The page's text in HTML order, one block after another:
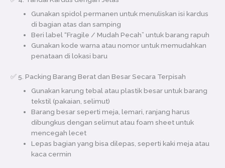
Gunakan spidol permanen untuk menuliskan isi kardus
di bagian atas dan samping
Beri label “Fragile / Mudah Pecah” untuk barang rapuh
Gunakan kode warna atau nomor untuk memudahkan
penataan di lokasi baru
✅ 5. Packing Barang Berat dan Besar Secara Terpisah
Gunakan karung tebal atau plastik besar untuk barang
tekstil (pakaian, selimut)
Barang besar seperti meja, lemari, ranjang harus
dibungkus dengan selimut atau foam sheet untuk
mencegah lecet
Lepas bagian yang bisa dilepas, seperti kaki meja atau
kaca cermin